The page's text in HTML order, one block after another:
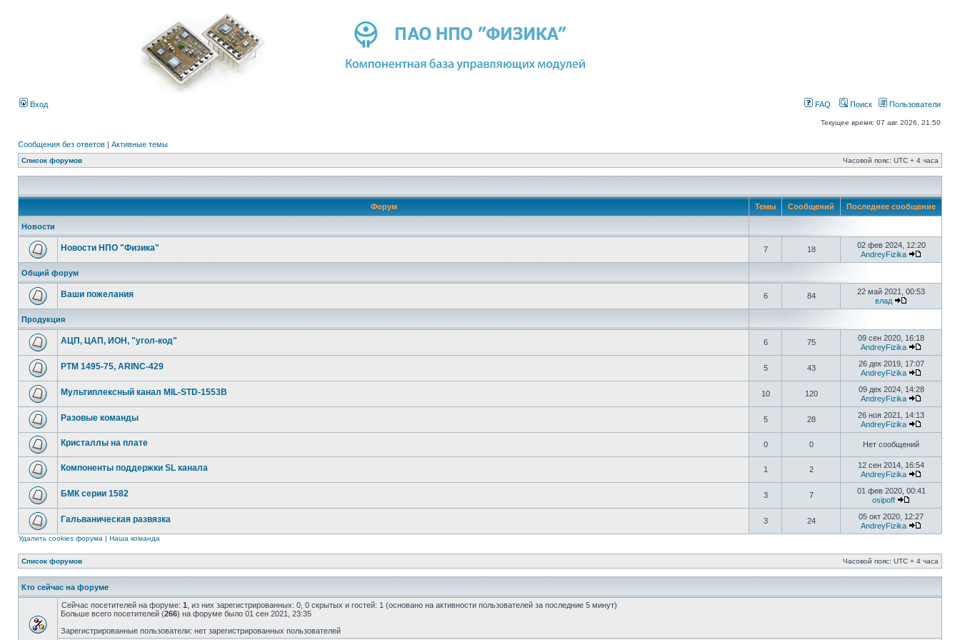
Вход FAQ Поиск Пользователи
Текущее время: 07 авг 2026, 21:50
Сообщения без ответов | Активные темы
Список форумов Часовой пояс: UTC + 4 часа
Форум Темы Сообщений Последнее сообщение
Новости
Новости НПО "Физика" 7 18
02 фев 2024, 12:20
AndreyFizika
Общий форум
Ваши пожелания 6 84
22 май 2021, 00:53
влад
Продукция
АЦП, ЦАП, ИОН, "угол-код" 6 75
09 сен 2020, 16:18
AndreyFizika
РТМ 1495-75, ARINC-429 5 43
26 дек 2019, 17:07
AndreyFizika
Мультиплексный канал MIL-STD-1553B 10 120
09 дек 2024, 14:28
AndreyFizika
Разовые команды 5 28
26 ноя 2021, 14:13
AndreyFizika
Кристаллы на плате 0 0 Нет сообщений
Компоненты поддержки SL канала 1 2
12 сен 2014, 16:54
AndreyFizika
БМК серии 1582 3 7
01 фев 2020, 00:41
osipoff
Гальваническая развязка 3 24
05 окт 2020, 12:27
AndreyFizika
Удалить cookies форума | Наша команда
Список форумов Часовой пояс: UTC + 4 часа
Кто сейчас на форуме
Сейчас посетителей на форуме: 1 , из них зарегистрированных: 0, 0 скрытых и гостей: 1 (основано на активности пользователей за последние 5 минут)
Больше всего посетителей (266) на форуме было 01 сен 2021, 23:35
Зарегистрированные пользователи: нет зарегистрированных пользователей